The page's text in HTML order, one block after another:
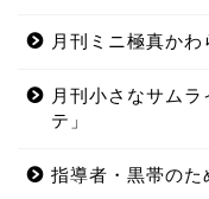
月刊ミニ極真かわ
月刊小さなサム
テ」
指導者・黒帯のた